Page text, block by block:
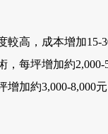
較高，成本增加15-
每坪增加約2,000-
加約3,000-8,000元